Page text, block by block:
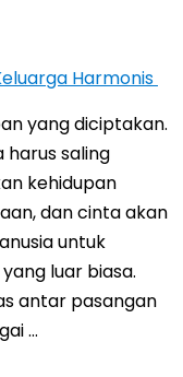
yang diciptakan.
saling
kehidupan
dan cinta akan
untuk
luar biasa.
antar pasangan
…